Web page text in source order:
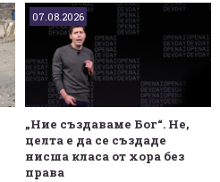
07.08.2026
„Ние създаваме Бог“. Не,
целта е да се създаде
нисша класа от хора без
права